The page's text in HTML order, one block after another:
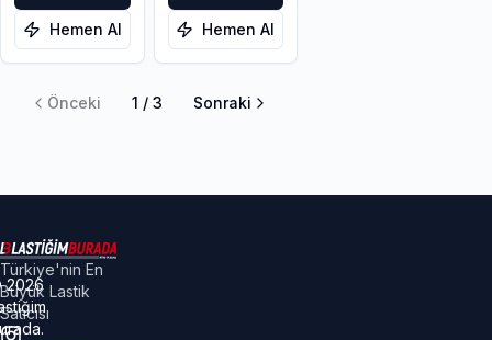
Hemen Al Hemen Al
Önceki 1 / 3 Sonraki
Türkiye'nin En
Büyük Lastik
Satıcısı
2026